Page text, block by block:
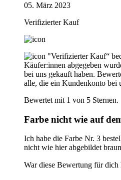
05. März 2023
Verifizierter Kauf
"Verifizierter Kauf“
Käufer:innen abgegeben
bei uns gekauft haben.
alle, die ein Kundenkonto bei
Bewertet mit 1 von 5 Sternen.
Farbe nicht wie auf
Ich habe die Farbe Nr. 3
nicht wie hier abgebildet
War diese Bewertung für dich